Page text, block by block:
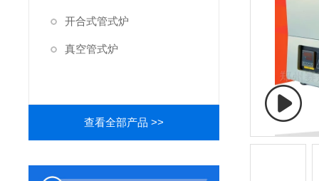
开合式管式炉
真空管式炉
查看全部产品 >>